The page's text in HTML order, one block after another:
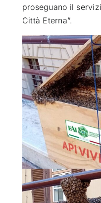
proseguano il
Città Eterna”.